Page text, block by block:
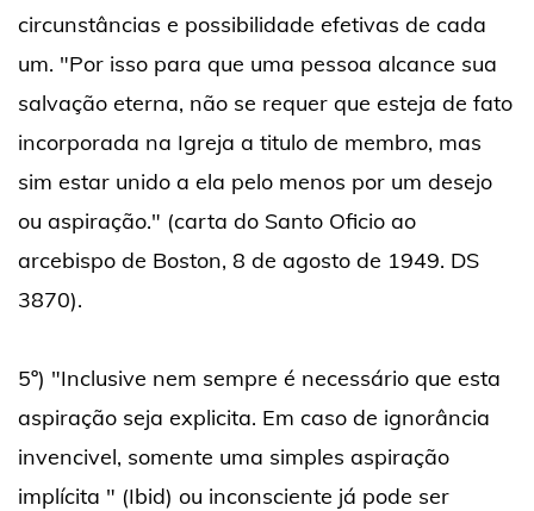
circunstâncias e possibilidade efetivas de cada
um. "Por isso para que uma pessoa alcance sua
salvação eterna, não se requer que esteja de fato
incorporada na Igreja a titulo de membro, mas
sim estar unido a ela pelo menos por um desejo
ou aspiração." (carta do Santo Oficio ao
arcebispo de Boston, 8 de agosto de 1949. DS
3870).
5º) "Inclusive nem sempre é necessário que esta
aspiração seja explicita. Em caso de ignorância
invencivel, somente uma simples aspiração
implícita " (Ibid) ou inconsciente já pode ser